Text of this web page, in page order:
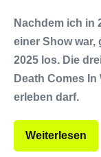
Nachdem ich in
einer Show war,
2025 los. Die
Death Comes
erleben darf.
Weiterlesen